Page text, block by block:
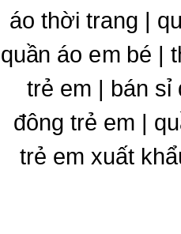
áo thời trang |
quần áo em bé |
trẻ em | bán sỉ
đông trẻ em |
trẻ em xuất